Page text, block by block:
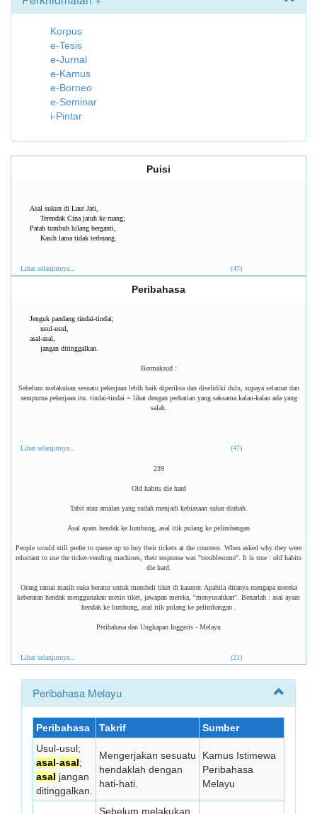
Korpus
e-Tesis
e-Jurnal
e-Kamus
e-Borneo
e-Seminar
i-Pintar
Puisi
Asal sukun di Laut Jati,
Terendak Cina jatuh ke ruang;
Patah tumbuh hilang berganti,
Kasih lama tidak terbuang.
Lihat selanjutnya... (47)
Peribahasa
Jenguk pandang tindai-tindai;
usul-usul,
asal-asal,
jangan ditinggalkan.
Bermaksud :
Sebelum melakukan sesuatu pekerjaan lebih baik diperiksa dan diselidiki dulu, supaya selamat dan
sempurna pekerjaan itu. tindai-tindai = lihat dengan perhatian yang saksama kalau-kalau ada yang
salah.
Lihat selanjutnya... (47)
239
Old habits die hard
Tabit atau amalan yang sudah menjadi kebiasaan sukar diubah.
Asal ayam hendak ke lumbung, asal itik pulang ke pelimbangan
People would still prefer to queue up to buy their tickets at the counters. When asked why they were
reluctant to use the ticket-vending machines, their response was "troublesome". It is true : old habits
die hard.
Orang ramai masih suka beratur untuk membeli tiket di kaunter. Apabila ditanya mengapa mereka
keberatan hendak menggunakan mesin tiket, jawapan mereka, ''menyusahkan''. Benarlah : asal ayam
hendak ke lumbung, asal itik pulang ke pelimbangan .
Peribahasa dan Ungkapan Inggeris - Melayu
Lihat selanjutnya... (21)
Peribahasa Melayu
Peribahasa Takrif
Sumber
Usul-usul;
asal-asal;
asal jangan
ditinggalkan.
Mengerjakan sesuatu
hendaklah dengan
hati-hati.
Kamus Istimewa
Peribahasa
Melayu
Sebelum melakukan